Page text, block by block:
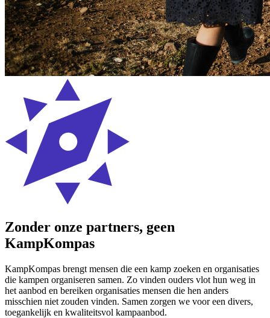
Zonder onze partners, geen
KampKompas
KampKompas brengt mensen die een kamp zoeken en organisaties
die kampen organiseren samen. Zo vinden ouders vlot hun weg in
het aanbod en bereiken organisaties mensen die hen anders
misschien niet zouden vinden. Samen zorgen we voor een divers,
toegankelijk en kwaliteitsvol kampaanbod.